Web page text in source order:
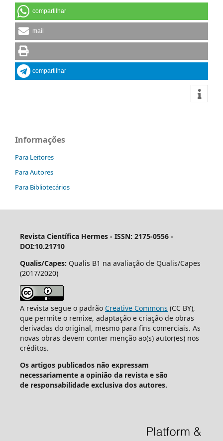
compartilhar
mail
compartilhar
Informações
Para Leitores
Para Autores
Para Bibliotecários
Revista Científica Hermes - ISSN: 2175-0556 -
DOI:10.21710
Qualis/Capes: Qualis B1 na avaliação de Qualis/Capes
(2017/2020)
A revista segue o padrão Creative Commons (CC BY),
que permite o remixe, adaptação e criação de obras
derivadas do original, mesmo para fins comerciais. As
novas obras devem conter menção ao(s) autor(es) nos
créditos.
Os artigos publicados não expressam
necessariamente a opinião da revista e são
de responsabilidade exclusiva dos autores.